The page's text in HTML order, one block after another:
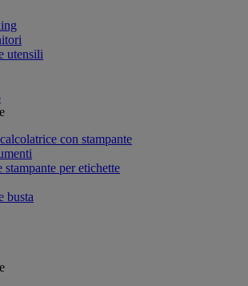
utensili
con stampante
stampante per etichette
busta